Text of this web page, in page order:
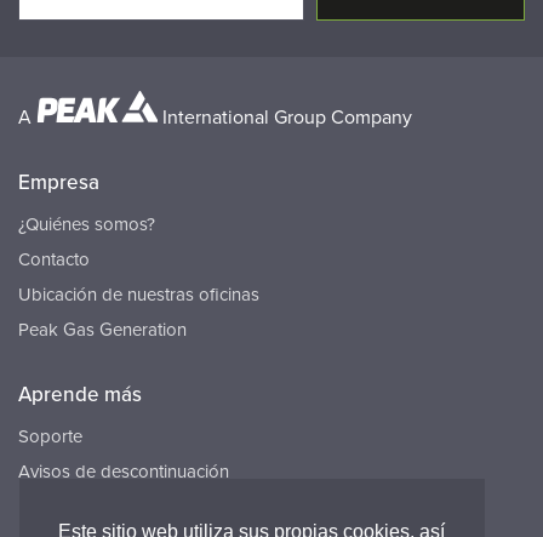
Este sitio web utiliza sus propias cookies, así
A International Group Company
Empresa
¿Quiénes somos?
Contacto
Ubicación de nuestras oficinas
Peak Gas Generation
Aprende más
Soporte
Avisos de descontinuación